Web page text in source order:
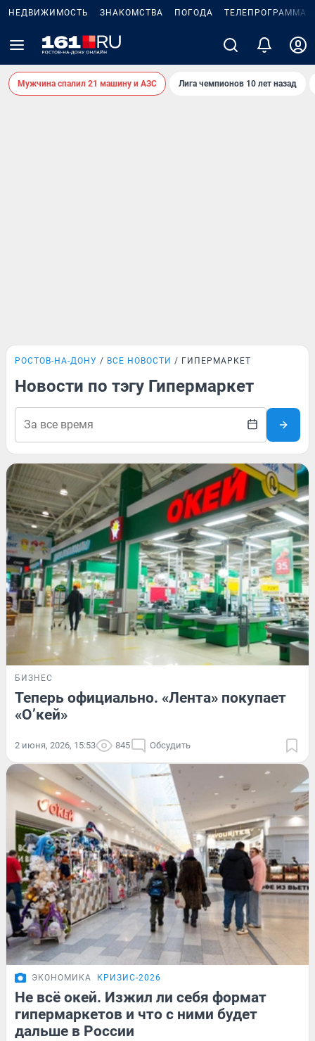
НЕДВИЖИМОСТЬ ЗНАКОМСТВА ПОГОДА ТЕЛЕПРОГРАММА
Мужчина спалил 21 машину и АЗС Лига чемпионов 10 лет назад
РОСТОВ-НА-ДОНУ ВСЕ НОВОСТИ ГИПЕРМАРКЕТ
Новости по тэгу Гипермаркет
БИЗНЕС
Теперь официально. «Лента» покупает
«О’кей»
2 июня, 2026, 15:53 845 Обсудить
ЭКОНОМИКА КРИЗИС-2026
Не всё окей. Изжил ли себя формат
гипермаркетов и что с ними будет
дальше в России